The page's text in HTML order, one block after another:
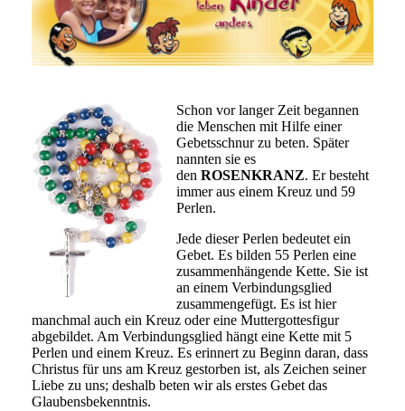
Schon vor langer Zeit begannen
die Menschen mit Hilfe einer
Gebetsschnur zu beten. Später
nannten sie es
denROSENKRANZ. Er besteht
immer aus einem Kreuz und 59
Perlen.
Jede dieser Perlen bedeutet ein
Gebet. Es bilden 55 Perlen eine
zusammenhängende Kette. Sie ist
an einem Verbindungsglied
zusammengefügt. Es ist hier
manchmal auch ein Kreuz oder eine Muttergottesfigur
abgebildet. Am Verbindungsglied hängt eine Kette mit 5
Perlen und einem Kreuz. Es erinnert zu Beginn daran, dass
Christus für uns am Kreuz gestorben ist, als Zeichen seiner
Liebe zu uns; deshalb beten wir als erstes Gebet das
Glaubensbekenntnis.